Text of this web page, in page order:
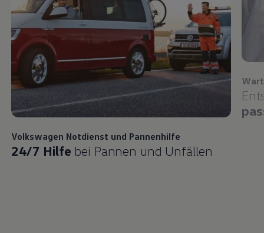
Volkswagen Notdienst und Pannenhilfe
24/7 Hilfe bei Pannen und Unfällen